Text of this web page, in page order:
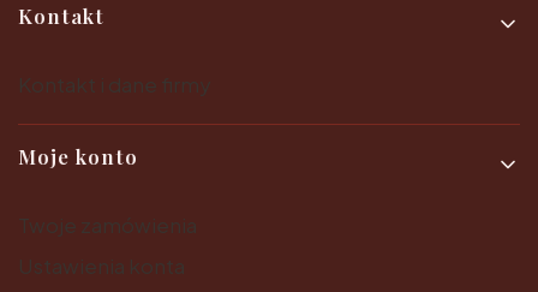
Kontakt
Moje konto